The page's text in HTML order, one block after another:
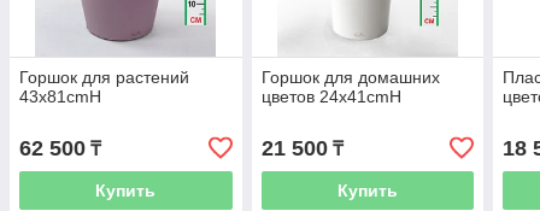
Горшок для растений
43х81cmH
62 500 ₸
Купить
Горшок для домашних
цветов 24x41cmH
21 500₸
Купить
18